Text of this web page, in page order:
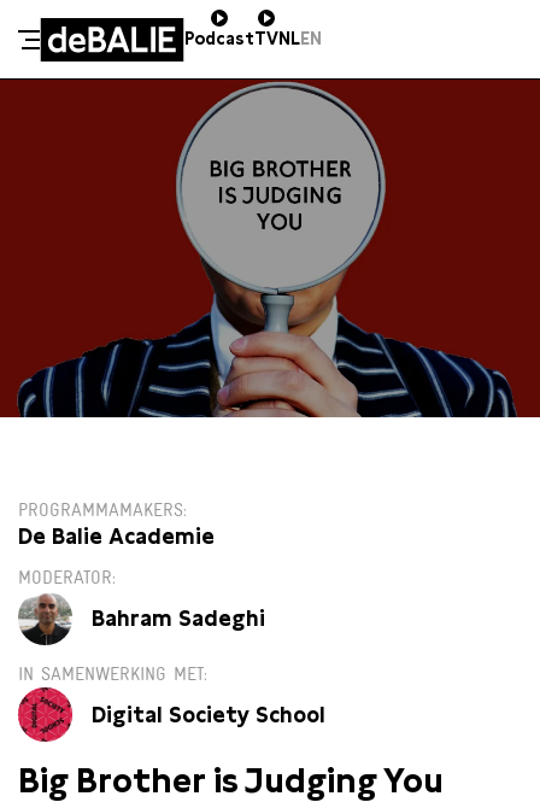
Meteen naar de content
De Balie
PodcastTVNLEN
PROGRAMMAMAKERS
De Balie Academie
MODERATOR
Bahram Sadeghi
IN SAMENWERKING MET
Digital Society School
Big Brother is Judging You